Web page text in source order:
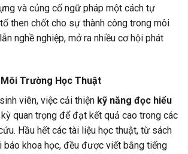
và củng cố ngữ pháp một cách tự
then chốt cho sự thành công trong môi
nghề nghiệp, mở ra nhiều cơ hội phát
Trường Học Thuật
viên, việc cải thiện kỹ năng đọc hiểu
kỳ quan trọng để đạt kết quả cao trong các
Hầu hết các tài liệu học thuật, từ sách
báo khoa học, đều được viết bằng tiếng